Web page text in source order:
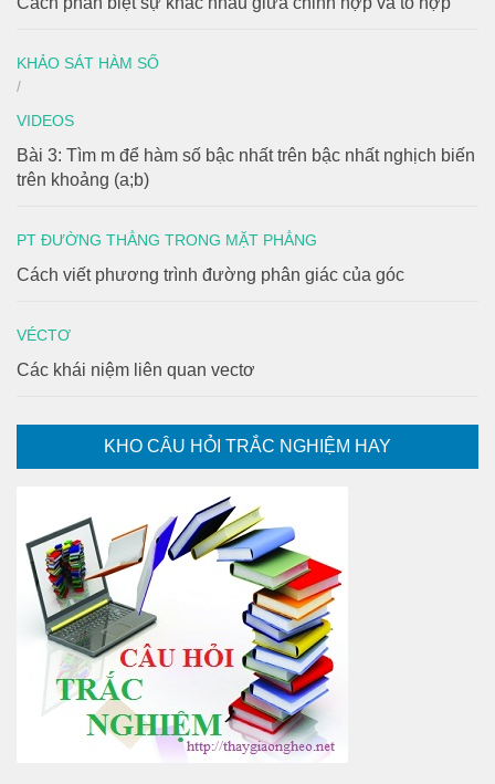
KHẢO SÁT HÀM SỐ
/
VIDEOS
Bài 3: Tìm m để hàm số bậc nhất trên bậc nhất nghịch biến
trên khoảng (a;b)
PT ĐƯỜNG THẲNG TRONG MẶT PHẲNG
Cách viết phương trình đường phân giác của góc
VÉCTƠ
Các khái niệm liên quan vectơ
KHO CÂU HỎI TRẮC NGHIỆM HAY